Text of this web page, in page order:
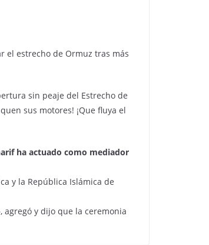
el estrecho de Ormuz tras más
sin peaje del Estrecho de
sus motores! ¡Que fluya el
ha actuado como mediador
y la República Islámica de
y dijo que la ceremonia